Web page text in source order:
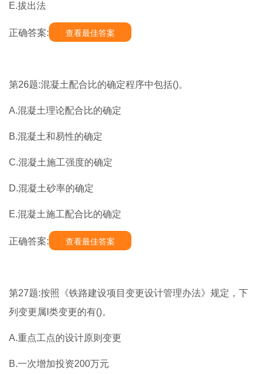
E.拔出法
正确答案: 查看最佳答案
第26题:混凝土配合比的确定程序中包括()。
A.混凝土理论配合比的确定
B.混凝土和易性的确定
C.混凝土施工强度的确定
D.混凝土砂率的确定
E.混凝土施工配合比的确定
正确答案: 查看最佳答案
第27题:按照《铁路建设项目变更设计管理办法》规定，下
列变更属I类变更的有()。
A.重点工点的设计原则变更
B.一次增加投资200万元